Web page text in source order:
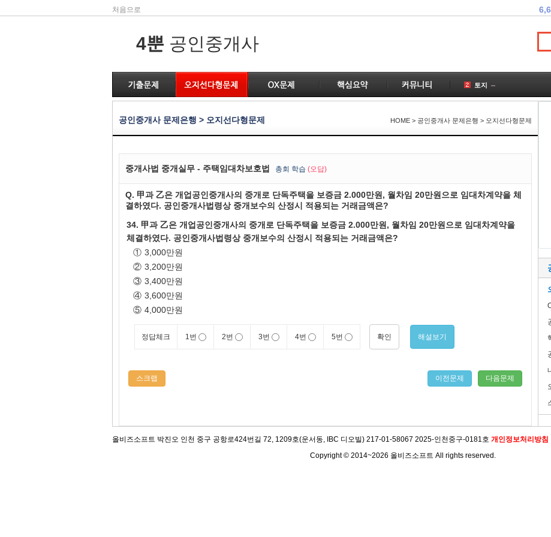
처음으로
4뿐 공인중개사
토지
공인중개사
개업공인중개사
1
공인중개사 문제은행 > 오지선다형문제 HOME > 공인중개사 문제은행 > 오지선다형문제
중개사법 중개실무 - 주택임대차보호법 총회 학습 (오답)
Q. 甲과 乙은 개업공인중개사의 중개로 단독주택을 보증금 2.000만원, 월차임 20만원으로 임대차계약을 체
결하였다. 공인중개사법령상 중개보수의 산정시 적용되는 거래금액은?
34. 甲과 乙은 개업공인중개사의 중개로 단독주택을 보증금 2.000만원, 월차임 20만원으로 임대차계약을
체결하였다. 공인중개사법령상 중개보수의 산정시 적용되는 거래금액은?
① 3,000만원
② 3,200만원
③ 3,400만원
④ 3,600만원
⑤ 4,000만원
정답체크 1번 2번 3번 4번 5번 확인 해설보기
스크랩 다음문제
이전문제
올비즈소프트 박진오 인천 중구 공항로424번길 72, 1209호(운서동, IBC 디오빌) 217-01-58067 2025-인천중구-0181호 개인정보처리방침
Copyright © 2014~2026 올비즈소프트 All rights reserved.